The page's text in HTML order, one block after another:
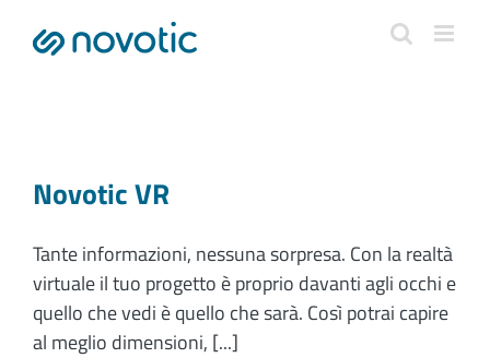
Novotic VR
Tante informazioni, nessuna sorpresa. Con la realtà
virtuale il tuo progetto è proprio davanti agli occhi e
quello che vedi è quello che sarà. Così potrai capire
al meglio dimensioni, [...]